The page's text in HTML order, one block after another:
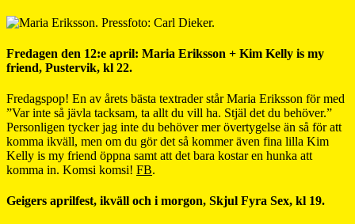
Fredagen den 12:e april: Maria Eriksson + Kim Kelly is my
friend, Pustervik, kl 22.
Fredagspop! En av årets bästa textrader står Maria Eriksson för med
”Var inte så jävla tacksam, ta allt du vill ha. Stjäl det du behöver.”
Personligen tycker jag inte du behöver mer övertygelse än så för att
komma ikväll, men om du gör det så kommer även fina lilla Kim
Kelly is my friend öppna samt att det bara kostar en hunka att
komma in. Komsi komsi! FB.
Geigers aprilfest, ikväll och i morgon, Skjul Fyra Sex, kl 19.